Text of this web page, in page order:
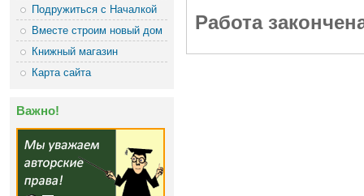
Подружиться с Началкой
Вместе строим новый дом
Книжный магазин
Карта сайта
Важно!
Работа